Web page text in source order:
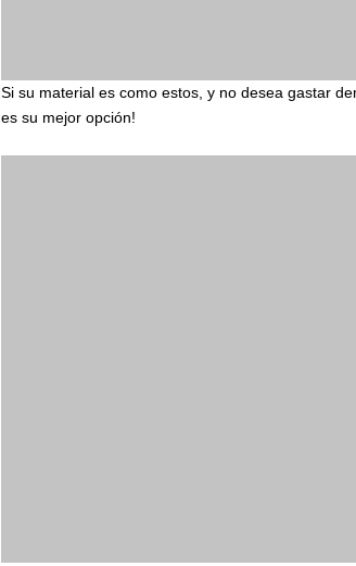
Si su material es como estos, y no desea gastar
es su mejor opción!